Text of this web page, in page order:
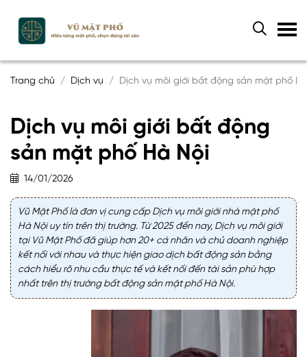
Trang chủ Dịch vụ Dịch vụ môi giới bất động sản mặt phố
Dịch vụ môi giới bất động
sản mặt phố Hà Nội
14/01/2026
Vũ Mặt Phố là đơn vị cung cấp Dịch vụ môi giới nhà mặt phố
Hà Nội uy tín trên thị trường. Từ 2025 đến nay, Dịch vụ môi giới
tại Vũ Mặt Phố đã giúp hơn 20+ cá nhân và chủ doanh nghiệp
kết nối với nhau và thực hiện giao dịch bất động sản bằng
cách hiểu rõ nhu cầu thực tế và kết nối đến tài sản phù hợp
nhất trên thị trường bất động sản mặt phố Hà Nội.